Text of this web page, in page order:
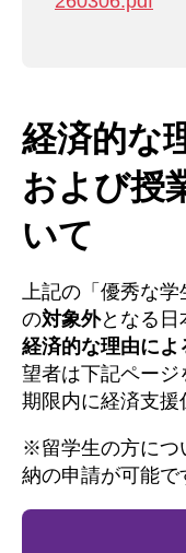
経済的な
および授
いて
上記の「優秀な
の対象外となる日
経済的な理由によ
望者は下記ページ
期限内に経済支援
※留学生の方につ
納の申請が可能で